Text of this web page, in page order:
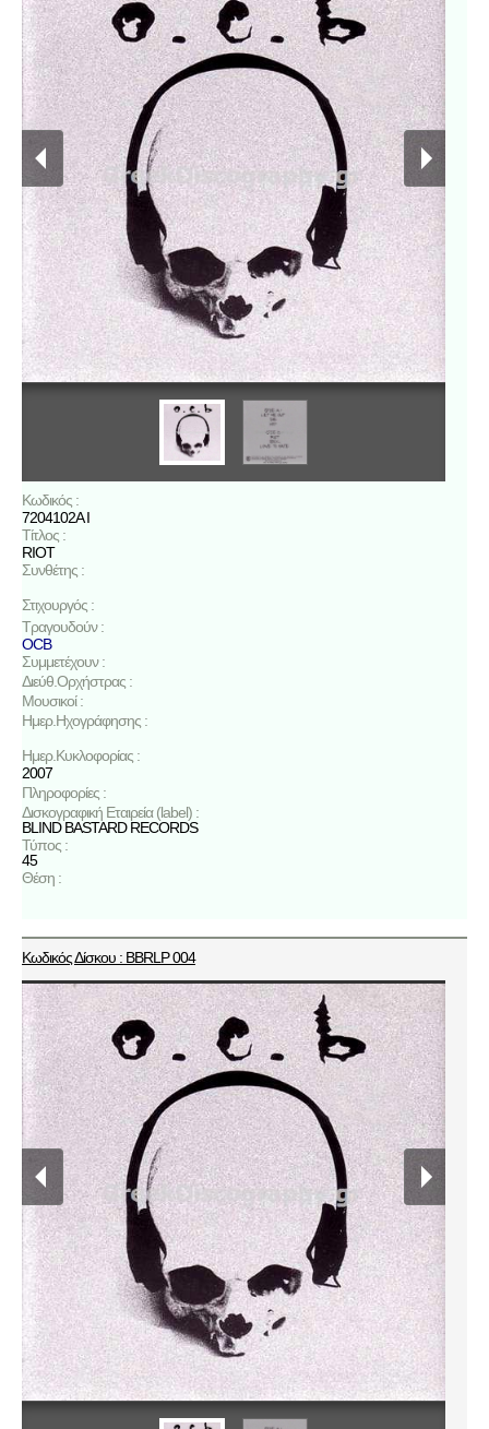
Κωδικός :
7204102A I
Τίτλος :
RIOT
Συνθέτης :
Στιχουργός :
Τραγουδούν :
OCB
Συμμετέχουν :
Διεύθ.Ορχήστρας :
Μουσικοί :
Ημερ.Ηχογράφησης :
Ημερ.Κυκλοφορίας :
2007
Πληροφορίες :
Δισκογραφική Εταιρεία (label) :
BLIND BASTARD RECORDS
Τύπος :
45
Θέση :
Κωδικός Δίσκου : BBRLP 004